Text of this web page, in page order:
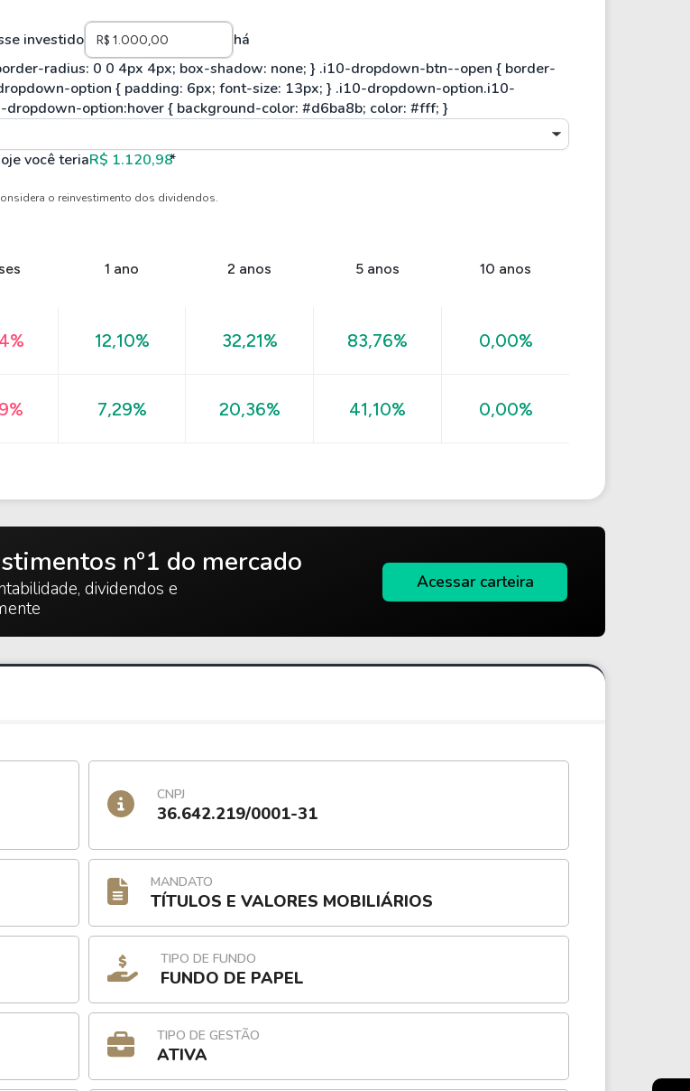
investido há
você teriaR$ 1.120,98*
o reinvestimento dos dividendos.
1 ano 2 anos 5 anos 10 anos
12,10% 32,21% 83,76% 0,00%
7,29% 20,36% 41,10% 0,00%
nº1 do mercado
dividendos e
Acessar carteira
CNPJ
36.642.219/0001-31
MANDATO
TÍTULOS E VALORES MOBILIÁRIOS
TIPO DE FUNDO
FUNDO DE PAPEL
TIPO DE GESTÃO
ATIVA